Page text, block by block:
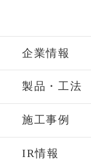
企業情報
製品・工法
施工事例
IR情報